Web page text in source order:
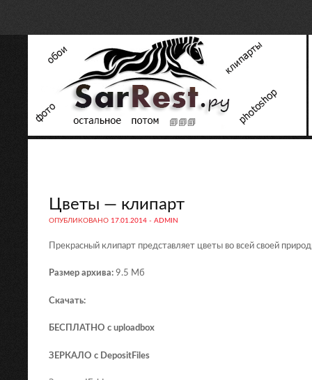
Цветы — клипарт
ОПУБЛИКОВАНО 17.01.2014 - ADMIN
Прекрасный клипарт представляет цветы во всей своей
Размер архива: 9.5 Мб
Скачать:
БЕСПЛАТНО с uploadbox
ЗЕРКАЛО с DepositFiles